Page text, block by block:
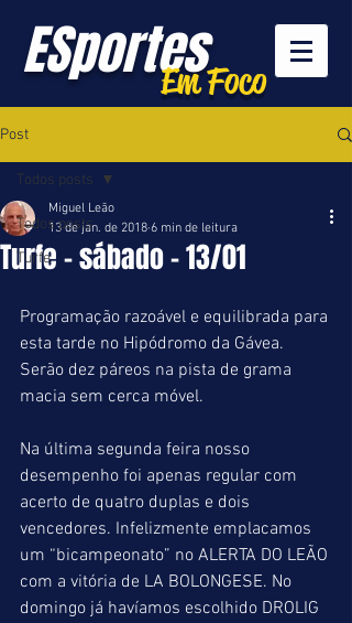
ESportesEm Foco
Post
Todos posts
Turfe
Todos posts
Turfe - sábado - 13/01
Miguel Leão
13 de jan. de 2018 6 min de leitura
Programação razoável e equilibrada para
esta tarde no Hipódromo da Gávea.
Serão dez páreos na pista de grama
macia sem cerca móvel.
Na última segunda feira nosso
desempenho foi apenas regular com
acerto de quatro duplas e dois
vencedores. Infelizmente emplacamos
um “bicampeonato” no ALERTA DO LEÃO
com a vitória de LA BOLONGESE. No
domingo já havíamos escolhido DROLIG